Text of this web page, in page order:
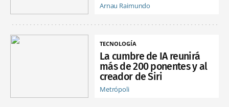
Arnau Raimundo
TECNOLOGÍA
La cumbre de IA reunirá
más de 200 ponentes y al
creador de Siri
Metrópoli